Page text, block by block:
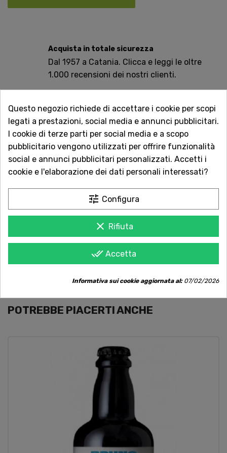
Acquista in totale sicurezza
Dal 1957 a Catania. Clicca e leggi le oltre
1.000 recensioni dei nostri clienti.
Consegna in tutta Italia in 5 giorni
dall'ordine
Servizio Clienti sempre con te
Contattaci online oppure chiama per
qualsiasi informazione.
Per acquistare questo prodotto devi aver compiuto di
18 anni. Procedendo all’acquisto dichiari di essere
VOLUME ALCOLICO: 5.5%
POTREBBE PIACERTI ANCHE
Questo negozio richiede di accettare i cookie per scopi
legati a prestazioni, social media e annunci pubblicitari.
I cookie di terze parti per social media e a scopo
pubblicitario vengono utilizzati per offrire funzionalità
social e annunci pubblicitari personalizzati. Accetti i
cookie e l'elaborazione dei dati personali interessati?
tune Configura
clear Rifiuta
done_all Accetta
Informativa sui cookie aggiornata al:07/02/2026